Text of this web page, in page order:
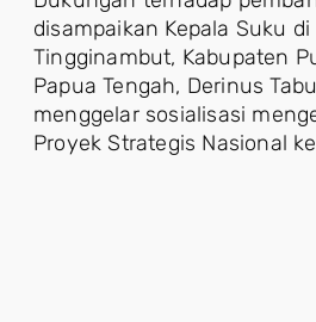
disampaikan Kepala Suku
Tingginambut, Kabupaten
Papua Tengah, Derinus
menggelar sosialisasi
Proyek Strategis Nasional